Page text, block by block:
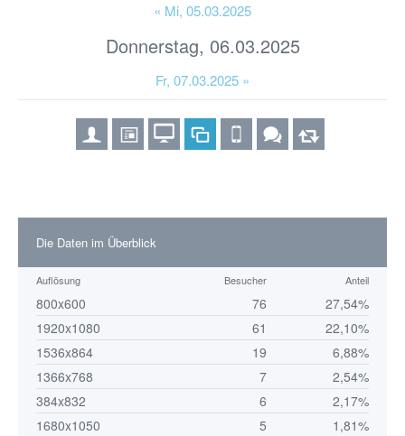
« Mi, 05.03.2025
Donnerstag, 06.03.2025
Fr, 07.03.2025 »
Die Daten im Überblick
Auflösung Besucher Anteil
800x600 76
27,54%
1920x1080
61
22,10%
1536x864
19
6,88%
1366x768
7
2,54%
384x832
6
2,17%
1680x1050
5
1,81%